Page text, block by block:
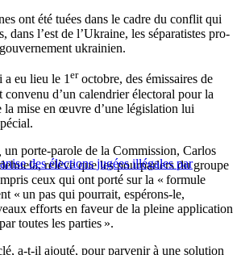
ont été tuées dans le cadre du conflit qui
dans l’est de l’Ukraine, les séparatistes pro-
ukrainien.
a eu lieu le 1eroctobre, des émissaires de
d’un calendrier électoral pour la
la mise en œuvre d’une législation lui
des élections jugées illégales par
un porte-parole de la Commission, Carlos
relève que les pourparlers du groupe
ceux qui ont porté sur la « formule
« un pas qui pourrait, espérons-le,
efforts en faveur de la pleine application
toutes les parties ».
a-t-il ajouté, pour parvenir à une solution